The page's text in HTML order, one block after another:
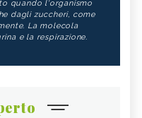
quando l'organismo
dagli zuccheri, come
La molecola
e la respirazione.